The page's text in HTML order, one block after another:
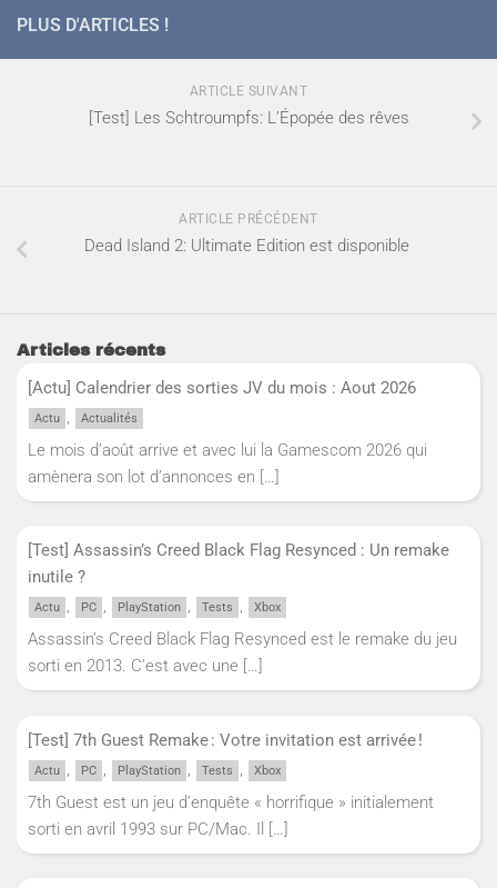
PLUS D'ARTICLES !
ARTICLE SUIVANT
[Test] Les Schtroumpfs: L’Épopée des rêves
ARTICLE PRÉCÉDENT
Dead Island 2: Ultimate Edition est disponible
Articles récents
[Actu] Calendrier des sorties JV du mois : Aout 2026
Actu , Actualités
Le mois d’août arrive et avec lui la Gamescom 2026 qui
amènera son lot d’annonces en […]
[Test] Assassin’s Creed Black Flag Resynced : Un remake
inutile ?
Actu , PC , PlayStation , Tests , Xbox
Assassin’s Creed Black Flag Resynced est le remake du jeu
sorti en 2013. C’est avec une […]
[Test] 7th Guest Remake : Votre invitation est arrivée !
Actu , PC , PlayStation , Tests , Xbox
7th Guest est un jeu d’enquête « horrifique » initialement
sorti en avril 1993 sur PC/Mac. Il […]